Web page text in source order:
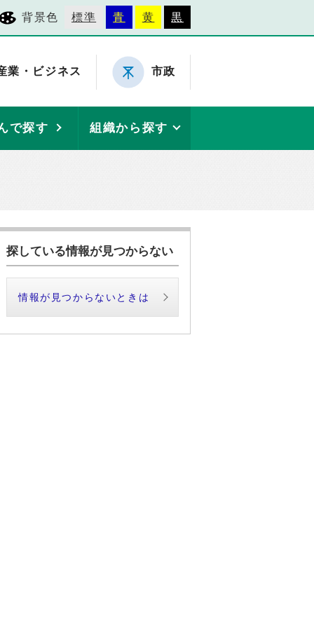
背景色 標準 青 黄 黒
業・ビジネス 市政
で探す 組織から探す
探している情報が見つからない
情報が見つからないときは